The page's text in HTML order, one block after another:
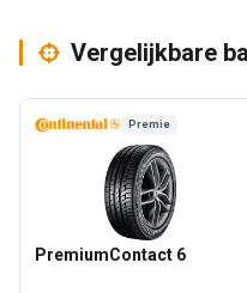
Vergelijkbare
Premie
PremiumContact 6